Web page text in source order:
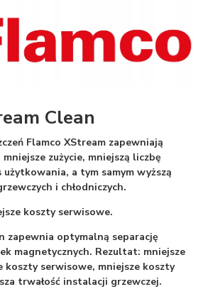
Clean
Flamco XStream zapewniają
zużycie, mniejszą liczbę
użytkowania, a tym samym wyższą
i chłodniczych.
koszty serwisowe.
zapewnia optymalną separację
magnetycznych. Rezultat: mniejsze
koszty serwisowe, mniejsze koszty
trwałość instalacji grzewczej.